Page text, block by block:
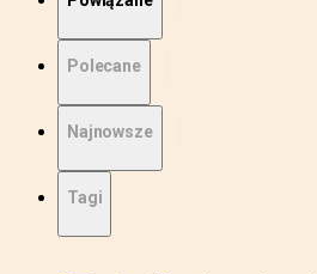
Polecane
Najnowsze
Tagi